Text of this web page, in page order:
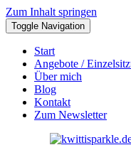
Zum Inhalt springen
Toggle Navigation
Start
Angebote /
Über mich
Blog
Kontakt
Zum Newsletter